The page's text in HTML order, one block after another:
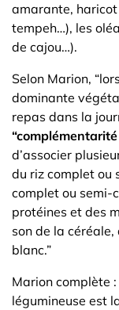
amarante,
tempeh…), les
de cajou…).
Selon Marion,
dominante
repas dans la
d’associer
du riz complet ou
complet ou semi-
protéines et des
son de la
blanc.”
Marion complète
légumineuse est